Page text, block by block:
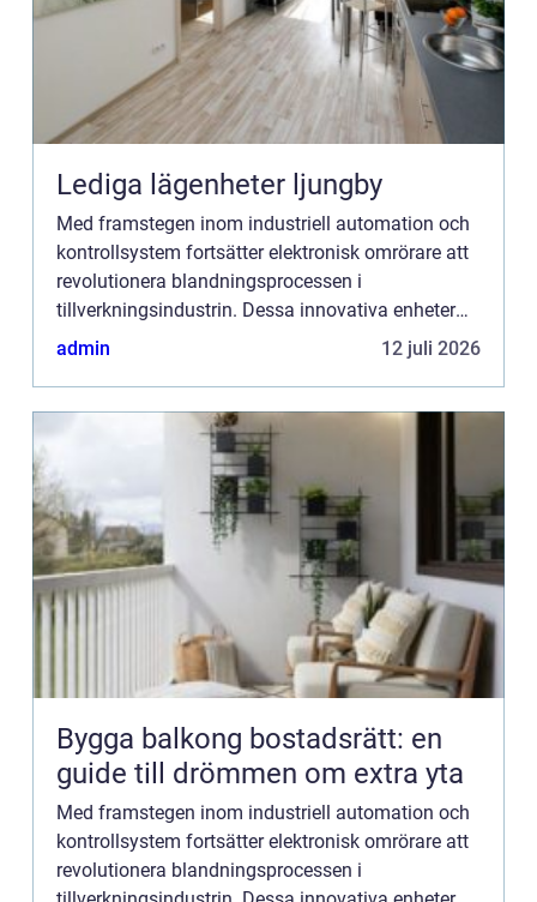
Lediga lägenheter ljungby
Med framstegen inom industriell automation och
kontrollsystem fortsätter elektronisk omrörare att
revolutionera blandningsprocessen i
tillverkningsindustrin. Dessa innovativa enheter
erbjuder en kombination av precision, effektivitet
admin 12 juli 2026
Bygga balkong bostadsrätt: en
guide till drömmen om extra yta
Med framstegen inom industriell automation och
kontrollsystem fortsätter elektronisk omrörare att
revolutionera blandningsprocessen i